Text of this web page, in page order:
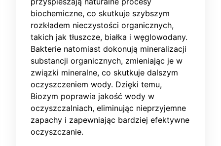
biochemiczne, co skutkuje szybszym
rozkładem nieczystości organicznych,
takich jak tłuszcze, białka i węglowodany.
Bakterie natomiast dokonują mineralizacji
substancji organicznych, zmieniając je w
związki mineralne, co skutkuje dalszym
oczyszczeniem wody. Dzięki temu,
Biozym poprawia jakość wody w
oczyszczalniach, eliminując nieprzyjemne
zapachy i zapewniając bardziej efektywne
oczyszczanie.